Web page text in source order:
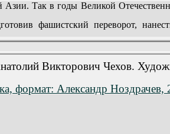
Так в годы Великой
фашистский переворот,
о сотрудничестве и
обезопасила нашу страну от
сопредельного государства, сотни
показу сложной и острой
военные диверсии,
опубликованным в Воениздате
Викторович Чехов.
формат: Александр Ноздрачев,